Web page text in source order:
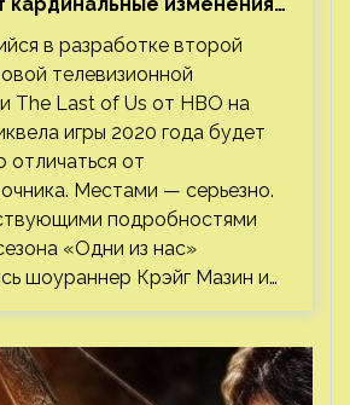
сезоне
в разработке второй
телевизионной
The Last of Us от HBO на
игры 2020 года будет
отличаться от
Местами — серьезно.
подробностями
«Одни из нас»
шоураннер Крэйг Мазин и…